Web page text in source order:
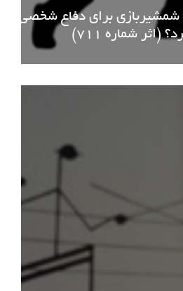
شمشیربازی برای دفاع شخصی
(اثر شماره 711)